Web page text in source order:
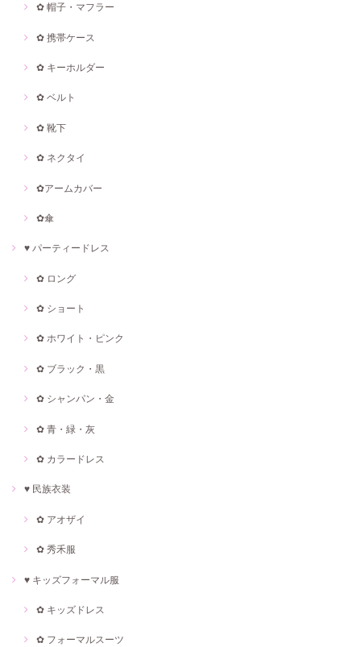
✿ 帽子・マフラー
✿ 携帯ケース
✿ キーホルダー
✿ ベルト
✿ 靴下
✿ ネクタイ
✿アームカバー
✿傘
♥ パーティードレス
✿ ロング
✿ ショート
✿ ホワイト・ピンク
✿ ブラック・黒
✿ シャンパン・金
✿ 青・緑・灰
✿ カラードレス
♥ 民族衣装
✿ アオザイ
✿ 秀禾服
♥ キッズフォーマル服
✿ キッズドレス
✿ フォーマルスーツ